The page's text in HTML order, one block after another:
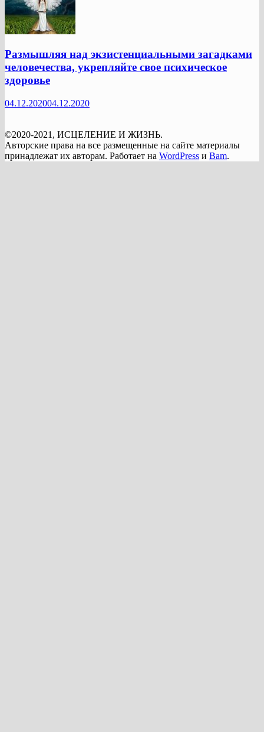
Размышляя над экзистенциальными загадками
человечества, укрепляйте свое психическое
здоровье
04.12.202004.12.2020
©2020-2021, ИСЦЕЛЕНИЕ И ЖИЗНЬ.
Авторские права на все размещенные на сайте материалы
принадлежат их авторам. Работает на WordPress и Bam.